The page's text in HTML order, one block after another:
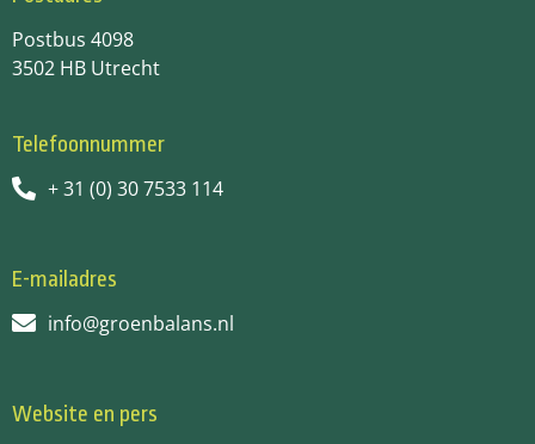
Postbus 4098
3502 HB Utrecht
Telefoonnummer
+ 31 (0) 30 7533 114
E-mailadres
info@groenbalans.nl
Website en pers